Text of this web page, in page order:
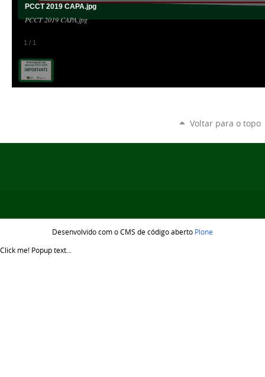
1 / 1
PCCT 2019 CAPA.jpg
PCCT 2019 CAPA.jpg
Voltar para o topo
Desenvolvido com o CMS de código aberto Plone
Click me! Popup text...